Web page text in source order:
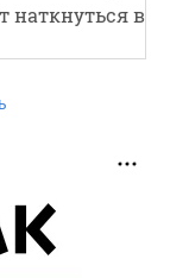
наткнуться в